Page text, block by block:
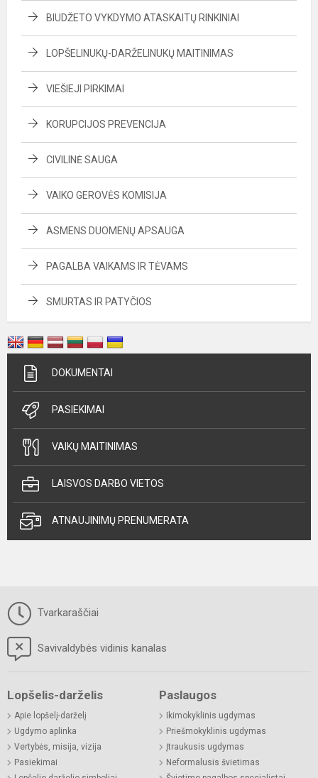
BIUDŽETO VYKDYMO ATASKAITŲ RINKINIAI
LOPŠELINUKŲ-DARŽELINUKŲ MAITINIMAS
VIEŠIEJI PIRKIMAI
KORUPCIJOS PREVENCIJA
CIVILINĖ SAUGA
VAIKO GEROVĖS KOMISIJA
ASMENS DUOMENŲ APSAUGA
PAGALBA VAIKAMS IR TĖVAMS
SMURTAS IR PATYČIOS
DOKUMENTAI
PASIEKIMAI
VAIKŲ MAITINIMAS
LAISVOS DARBO VIETOS
ATNAUJINIMŲ PRENUMERATA
Tvarkaraščiai
Savivaldybės vidinis kanalas
Lopšelis-darželis
Apie lopšelį-darželį
Ugdymo aplinka
Vertybės, misija, vizija
Pasiekimai
Paslaugos
Ikimokyklinis ugdymas
Priešmokyklinis ugdymas
Įtraukusis ugdymas
Neformalusis švietimas